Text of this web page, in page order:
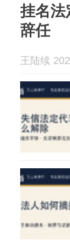
挂名法
辞任
王陆续